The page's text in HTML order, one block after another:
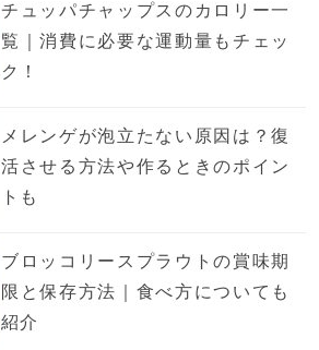
チュッパチャップスのカロリー一
覧｜消費に必要な運動量もチェッ
ク！
メレンゲが泡立たない原因は？復
活させる方法や作るときのポイン
トも
ブロッコリースプラウトの賞味期
限と保存方法｜食べ方についても
紹介